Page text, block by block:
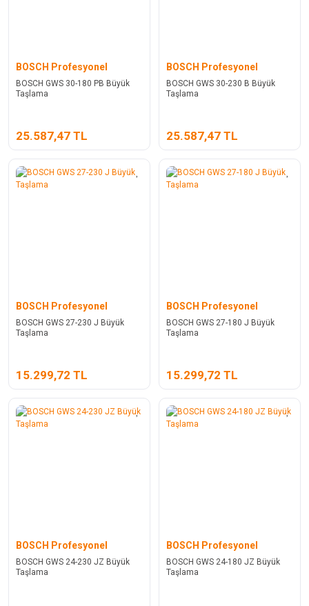
BOSCH Profesyonel
BOSCH GWS 30-180 PB Büyük
Taşlama
25.587,47 TL
BOSCH Profesyonel
BOSCH GWS 30-230 B Büyük
Taşlama
25.587,47 TL
BOSCH Profesyonel
BOSCH GWS 27-230 J Büyük
Taşlama
15.299,72 TL
BOSCH Profesyonel
BOSCH GWS 27-180 J Büyük
Taşlama
15.299,72 TL
BOSCH Profesyonel
BOSCH GWS 24-230 JZ Büyük
Taşlama
BOSCH Profesyonel
BOSCH GWS 24-180 JZ Büyük
Taşlama